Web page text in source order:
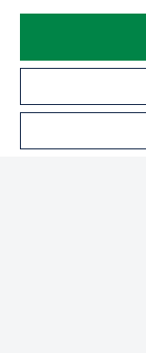
プライバシー・